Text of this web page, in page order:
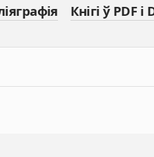
Кнігі ў PDF і